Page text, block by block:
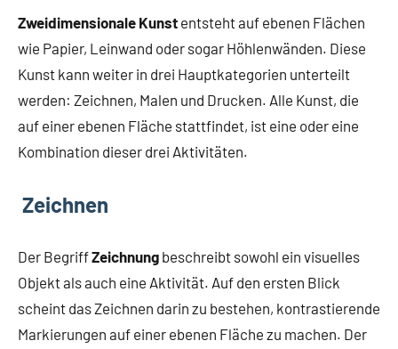
Zweidimensionale Kunst entsteht auf ebenen Flächen
wie Papier, Leinwand oder sogar Höhlenwänden. Diese
Kunst kann weiter in drei Hauptkategorien unterteilt
werden: Zeichnen, Malen und Drucken. Alle Kunst, die
auf einer ebenen Fläche stattfindet, ist eine oder eine
Kombination dieser drei Aktivitäten.
Zeichnen
Der BegriffZeichnung beschreibt sowohl ein visuelles
Objekt als auch eine Aktivität. Auf den ersten Blick
scheint das Zeichnen darin zu bestehen, kontrastierende
Markierungen auf einer ebenen Fläche zu machen. Der